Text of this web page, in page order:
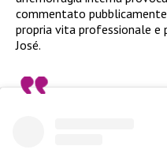
commentato
propria vita professionale e
José.